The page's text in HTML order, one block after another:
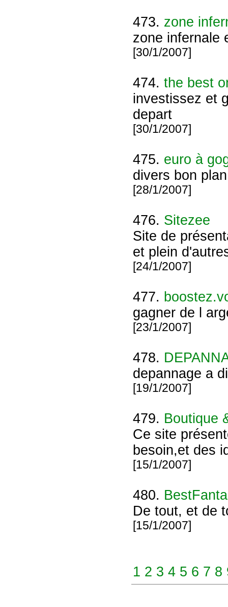
473. zone
zone infernale
[30/1/2007]
474. the best
investissez et
depart
[30/1/2007]
475. euro à
divers bon
[28/1/2007]
476. Sitezee
Site de
et plein
[24/1/2007]
477.
gagner de l
[23/1/2007]
478.
depannage a
[19/1/2007]
479. Boutique
Ce site
besoin,et des
[15/1/2007]
480.
De tout, et de
[15/1/2007]
1 2 3 4 5 6 7 8